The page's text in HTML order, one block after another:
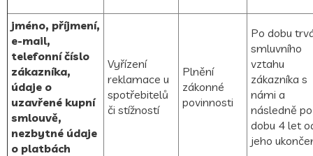
jméno, příjmení,
e-mail,
telefonní číslo
zákazníka,
údaje o
uzavřené kupní
smlouvě,
nezbytné údaje
o platbách
Vyřízení
reklamace u
spotřebitelů
či stížností
Plnění
zákonné
povinnosti
Po dobu
smluvního
vztahu
zákazníka s
námi a
následně po
dobu 4 let
jeho